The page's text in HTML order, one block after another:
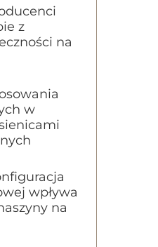
z
na
w
wpływa
na